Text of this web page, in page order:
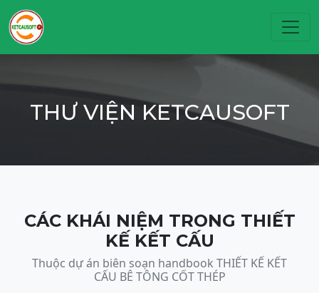
THƯ VIỆN KETCAUSOFT
CÁC KHÁI NIỆM TRONG THIẾT
KẾ KẾT CẤU
Thuộc dự án biên soạn handbook THIẾT KẾ KẾT
CẤU BÊ TÔNG CỐT THÉP